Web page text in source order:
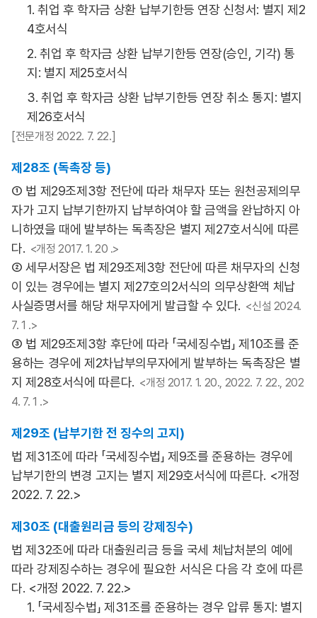
1. 취업 후 학자금 상환 납부기한등 연장 신청서: 별지 제2
4호서식
2. 취업 후 학자금 상환 납부기한등 연장(승인, 기각) 통
지: 별지 제25호서식
3. 취업 후 학자금 상환 납부기한등 연장 취소 통지: 별지
제26호서식
[전문개정 2022. 7. 22.]
제28조 (독촉장 등)
① 법 제29조제3항 전단에 따라 채무자 또는 원천공제의무
자가 고지 납부기한까지 납부하여야 할 금액을 완납하지 아
니하였을 때에 발부하는 독촉장은 별지 제27호서식에 따른
다. <개정 2017. 1. 20 .>
② 세무서장은 법 제29조제3항 전단에 따른 채무자의 신청
이 있는 경우에는 별지 제27호의2서식의 의무상환액 체납
사실증명서를 해당 채무자에게 발급할 수 있다. <신설 2024.
7. 1 .>
③ 법 제29조제3항 후단에 따라 「국세징수법」 제10조를 준
용하는 경우에 제2차납부의무자에게 발부하는 독촉장은 별
지 제28호서식에 따른다. <개정 2017. 1. 20., 2022. 7. 22., 202
4. 7. 1 .>
제29조 (납부기한 전 징수의 고지)
법 제31조에 따라 「국세징수법」 제9조를 준용하는 경우에
납부기한의 변경 고지는 별지 제29호서식에 따른다. <개정
2022. 7. 22.>
제30조 (대출원리금 등의 강제징수)
법 제32조에 따라 대출원리금 등을 국세 체납처분의 예에
따라 강제징수하는 경우에 필요한 서식은 다음 각 호에 따른
다. <개정 2022. 7. 22.>
1. 「국세징수법」 제31조를 준용하는 경우 압류 통지: 별지